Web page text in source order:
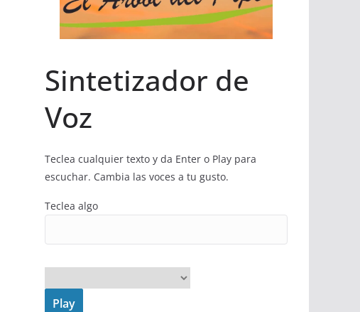
Sintetizador de
Voz
Teclea cualquier texto y da Enter o Play para
escuchar. Cambia las voces a tu gusto.
Teclea algo
Play